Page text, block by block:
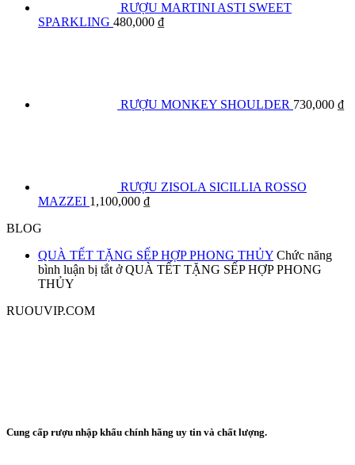
RƯỢU MARTINI ASTI SWEET
SPARKLING 480,000 ₫
RƯỢU MONKEY SHOULDER 730,000 ₫
RƯỢU ZISOLA SICILLIA ROSSO
MAZZEI 1,100,000 ₫
BLOG
QUÀ TẾT TẶNG SẾP HỢP PHONG THỦY Chức năng
bình luận bị tắt ở QUÀ TẾT TẶNG SẾP HỢP PHONG
THỦY
RUOUVIP.COM
Cung cấp rượu nhập khẩu chính hãng uy tin và chất lượng.